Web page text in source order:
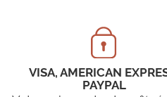
VISA, AMERICAN
PAYPAL